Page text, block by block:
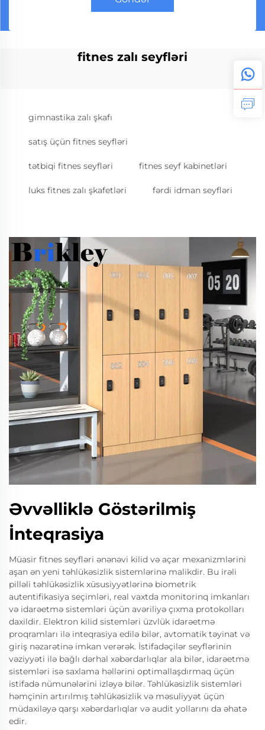
fitnes zalı seyfləri
gimnastika zalı şkafı
satış üçün fitnes seyfləri
tətbiqi fitnes seyfləri fitnes seyf kabinetləri
luks fitnes zalı şkafetləri fərdi idman seyfləri
Əvvəlliklə Göstərilmiş
İnteqrasiya
Müasir fitnes seyfləri ənənəvi kilid və açar mexanizmlərini
aşan ən yeni təhlükəsizlik sistemlərinə malikdir. Bu irəli
pilləli təhlükəsizlik xüsusiyyətlərinə biometrik
autentifikasiya seçimləri, real vaxtda monitorinq imkanları
və idarəetmə sistemləri üçün avəriliyə çıxma protokolları
daxildir. Elektron kilid sistemləri üzvlük idarəetmə
proqramları ilə inteqrasiya edilə bilər, avtomatik təyinat və
giriş nəzarətinə imkan verərək. İstifadəçilər seyflərinin
vəziyyəti ilə bağlı dərhal xəbərdarlıqlar ala bilər, idarəetmə
sistemləri isə saxlama həllərini optimallaşdırmaq üçün
istifadə nümunələrini izləyə bilər. Təhlükəsizlik sistemləri
həmçinin artırılmış təhlükəsizlik və məsuliyyət üçün
müdaxiləyə qarşı xəbərdarlıqlar və audit yollarını da əhatə
edir.